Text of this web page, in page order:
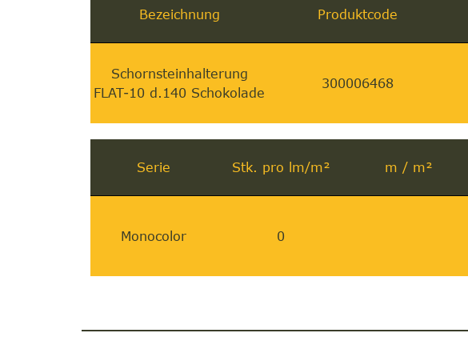
Bezeichnung Produktcode
Schornsteinhalterung
FLAT-10 d.140 Schokolade
300006468
Serie Stk. pro lm/m² m / m²
Monocolor 0